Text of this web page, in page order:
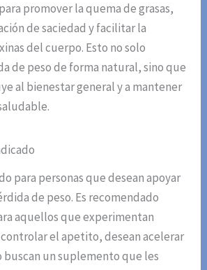
promover la quema de grasas,
de saciedad y facilitar la
del cuerpo. Esto no solo
de peso de forma natural, sino que
al bienestar general y a mantener
para personas que desean apoyar
de peso. Es recomendado
aquellos que experimentan
el apetito, desean acelerar
buscan un suplemento que les